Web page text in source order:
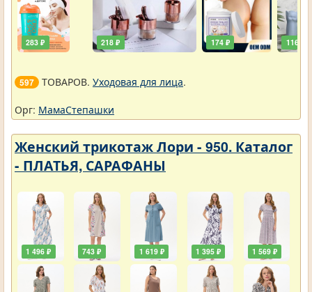
283 ₽ 218 ₽ 174 ₽ 116 ₽
597 ТОВАРОВ. Уходовая для лица.
Орг: МамаСтепашки
Женский трикотаж Лори - 950. Каталог
- ПЛАТЬЯ, САРАФАНЫ
1 496 ₽ 743 ₽ 1 619 ₽ 1 395 ₽ 1 569 ₽